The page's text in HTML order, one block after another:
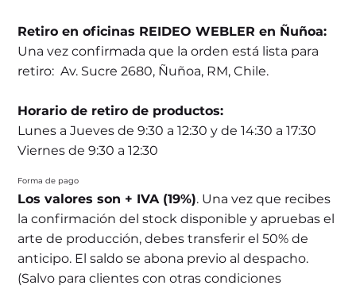
Retiro en oficinas REIDEO WEBLER en Ñuñoa:
Una vez confirmada que la orden está lista para
retiro: Av. Sucre 2680, Ñuñoa, RM, Chile.
Horario de retiro de productos:
Lunes a Jueves de 9:30 a 12:30 y de 14:30 a 17:30
Viernes de 9:30 a 12:30
Forma de pago
Los valores son + IVA (19%). Una vez que recibes
la confirmación del stock disponible y apruebas el
arte de producción, debes transferir el 50% de
anticipo. El saldo se abona previo al despacho.
(Salvo para clientes con otras condiciones